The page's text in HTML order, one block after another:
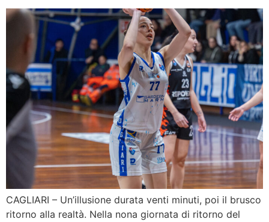
CAGLIARI – Un’illusione durata venti minuti, poi il brusco
ritorno alla realtà. Nella nona giornata di ritorno del